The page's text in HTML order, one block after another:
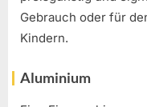
Gebrauch oder für
Kindern.
Aluminium